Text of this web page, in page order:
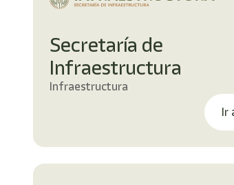
Secretaría de
Infraestructura
Infraestructura
Ir